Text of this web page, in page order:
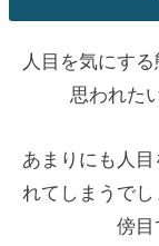
人目を気にす
思われた
あまりにも人
れてしまうでし
傍目